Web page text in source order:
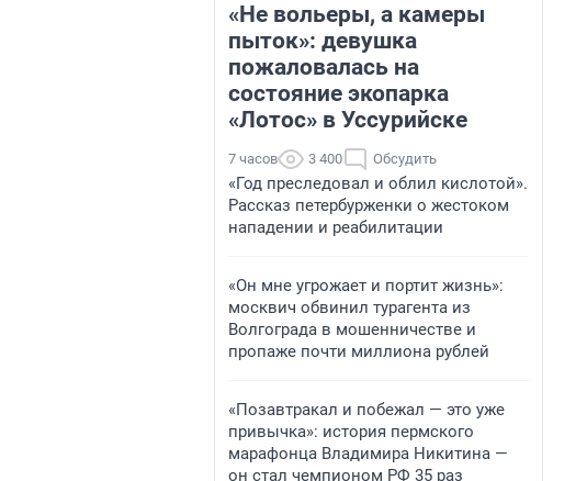
«Не вольеры, а камеры
пыток»: девушка
пожаловалась на
состояние экопарка
«Лотос» в Уссурийске
7 часов 3 400 Обсудить
«Год преследовал и облил кислотой».
Рассказ петербурженки о жестоком
нападении и реабилитации
«Он мне угрожает и портит жизнь»:
москвич обвинил турагента из
Волгограда в мошенничестве и
пропаже почти миллиона рублей
«Позавтракал и побежал — это уже
привычка»: история пермского
марафонца Владимира Никитина —
он стал чемпионом РФ 35 раз